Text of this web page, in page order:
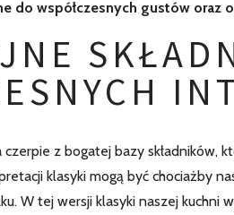
do współczesnych gustów oraz
czerpie z bogatej bazy
klasyki mogą być chociażby
W tej wersji klasyki naszej